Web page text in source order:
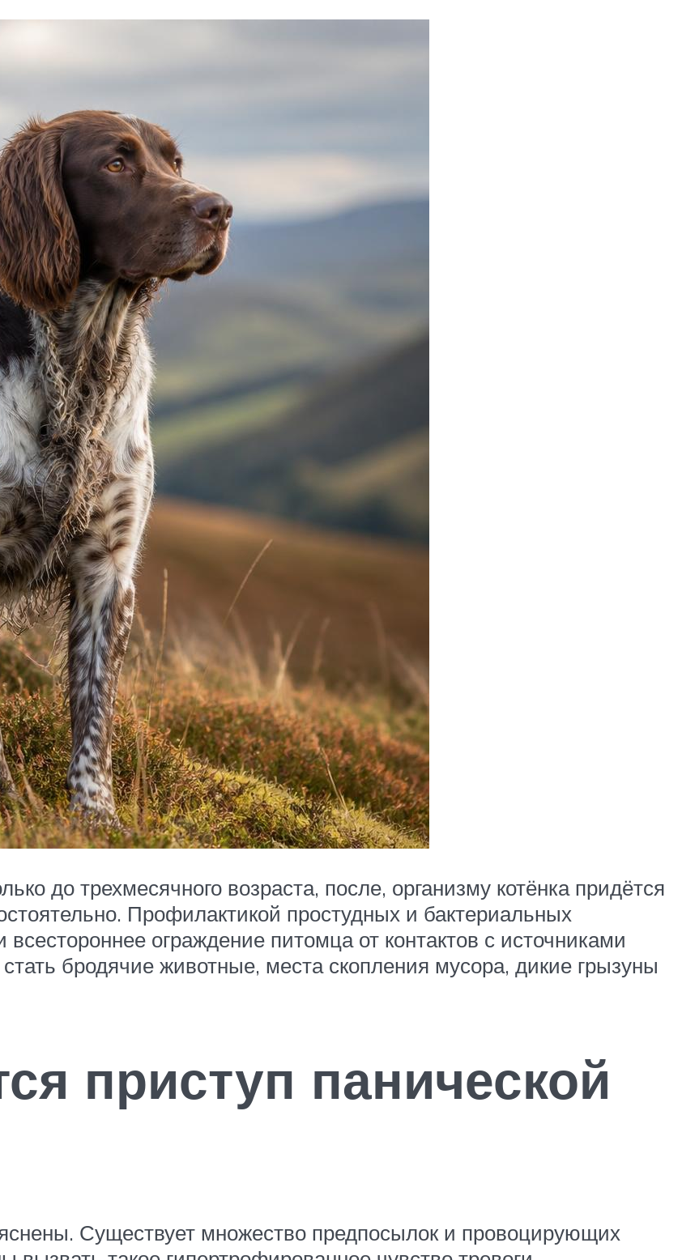
до трехмесячного возраста, после, организму котёнка придётся
Профилактикой простудных и бактериальных
ограждение питомца от контактов с источниками
бродячие животные, места скопления мусора, дикие грызуны
приступ панической
Существует множество предпосылок и провоцирующих